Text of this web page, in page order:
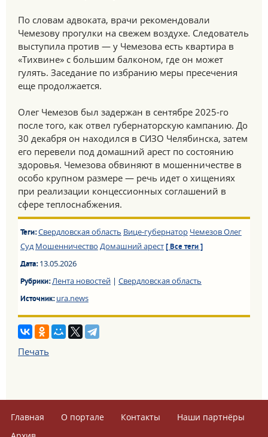
По словам адвоката, врачи рекомендовали
Чемезову прогулки на свежем воздухе. Следователь
выступила против — у Чемезова есть квартира в
«Тихвине» с большим балконом, где он может
гулять. Заседание по избранию меры пресечения
еще продолжается.
Олег Чемезов был задержан в сентябре 2025-го
после того, как отвел губернаторскую кампанию. До
30 декабря он находился в СИЗО Челябинска, затем
его перевели под домашний арест по состоянию
здоровья. Чемезова обвиняют в мошенничестве в
особо крупном размере — речь идет о хищениях
при реализации концессионных соглашений в
сфере теплоснабжения.
Теги:Свердловская область Вице-губернатор Чемезов Олег
Суд Мошенничество Домашний арест [ Все теги ]
Дата:13.05.2026
Рубрики:Лента новостей| Свердловская область
Источник:ura.news
Печать
Главная О портале Контакты
Наши партнёры